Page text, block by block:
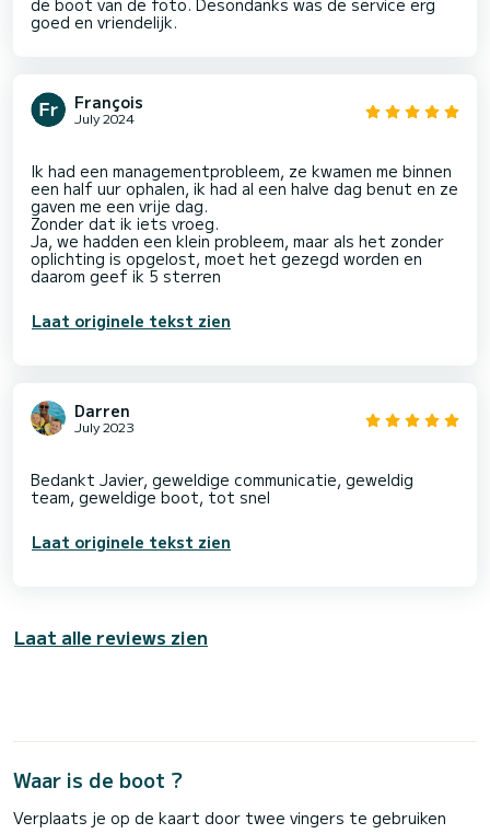
de boot van de foto. Desondanks was de service erg
goed en vriendelijk.
François
July 2024
Ik had een managementprobleem, ze kwamen me binnen
een half uur ophalen, ik had al een halve dag benut en ze
gaven me een vrije dag.
Zonder dat ik iets vroeg.
Ja, we hadden een klein probleem, maar als het zonder
oplichting is opgelost, moet het gezegd worden en
Laat originele tekst zien
Darren
July 2023
Bedankt Javier, geweldige communicatie, geweldig
Laat originele tekst zien
Laat alle reviews zien
Waar is de boot ?
Verplaats je op de kaart door twee vingers te gebruiken